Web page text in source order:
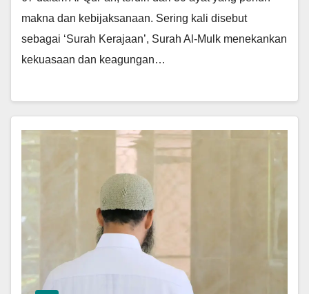
makna dan kebijaksanaan. Sering kali disebut
sebagai ‘Surah Kerajaan’, Surah Al-Mulk menekankan
kekuasaan dan keagungan…